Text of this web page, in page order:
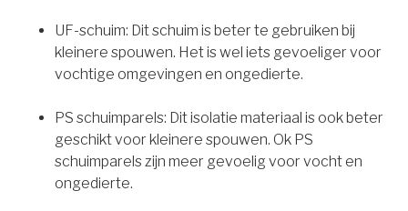
UF-schuim: Dit schuim is beter te gebruiken bij
kleinere spouwen. Het is wel iets gevoeliger voor
vochtige omgevingen en ongedierte.
PS schuimparels: Dit isolatie materiaal is ook beter
geschikt voor kleinere spouwen. Ok PS
schuimparels zijn meer gevoelig voor vocht en
ongedierte.